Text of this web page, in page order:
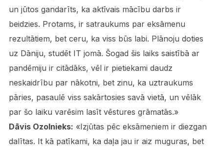
un jūtos gandarīts, ka aktīvais mācību darbs ir
beidzies. Protams, ir satraukums par eksāmenu
rezultātiem, bet ceru, ka viss būs labi. Plānoju doties
uz Dāniju, studēt IT jomā. Šogad šis laiks saistībā ar
pandēmiju ir citādāks, vēl ir pietiekami daudz
neskaidrību par nākotni, bet zinu, ka uztraukums
pāries, pasaulē viss sakārtosies savā vietā, un vēlāk
par šo laiku varēsim lasīt vēstures grāmatās.»
Dāvis Ozolnieks: «Izjūtas pēc eksāmeniem ir diezgan
dalītas. It kā patīkami, ka daļa jau ir aiz muguras, bet